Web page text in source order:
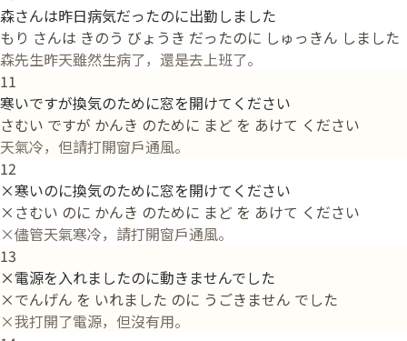
森さんは昨日病気だったのに出勤しました
もり さんは きのう びょうき だったのに しゅっきん しました
森先生昨天雖然生病了，還是去上班了。
11
寒いですが換気のために窓を開けてください
さむい ですが かんき のために まど を あけて ください
天氣冷，但請打開窗戶通風。
12
×寒いのに換気のために窓を開けてください
×さむい のに かんき のために まど を あけて ください
×儘管天氣寒冷，請打開窗戶通風。
13
×電源を入れましたのに動きませんでした
×でんげん を いれました のに うごきません でした
×我打開了電源，但沒有用。